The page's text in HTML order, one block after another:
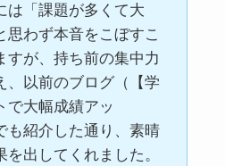
は「課題が多くて大
わず本音をこぼすこ
すが、持ち前の集中力
、以前のブログ（【学
で大幅成績アッ
も紹介した通り、素晴
を出してくれました。